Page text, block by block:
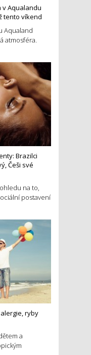
v Aqualandu
tento víkend
Aqualand
atmosféra.
Brazilci
Češi své
na to,
postavení
ryby
a